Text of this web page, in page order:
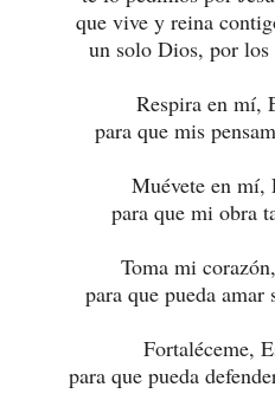
que vive y reina
un solo Dios, por
Respira en mí,
para que mis
Muévete en mí,
para que mi obra
Toma mi
para que pueda amar
Fortaléceme,
para que pueda